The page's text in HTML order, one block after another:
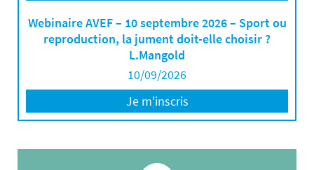
Webinaire AVEF – 10 septembre 2026 – Sport ou
reproduction, la jument doit-elle choisir ?
L.Mangold
10/09/2026
Je m'inscris